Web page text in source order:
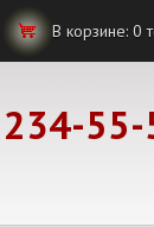
В корзине: 0
234-55-